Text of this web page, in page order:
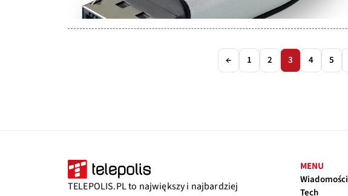
← 1 2 3 4 5
TELEPOLIS.PL to największy i najbardziej
MENU
Wiadomości
Tech